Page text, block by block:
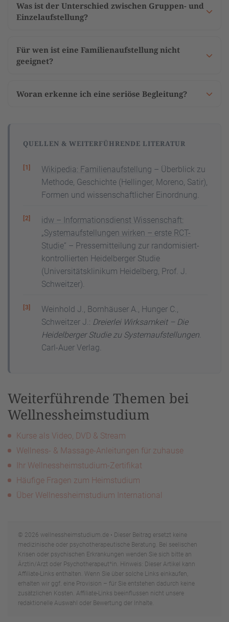
Was ist der Unterschied zwischen Gruppen- und
Einzelaufstellung?
Für wen ist eine Familienaufstellung nicht
geeignet?
Woran erkenne ich eine seriöse Begleitung?
QUELLEN & WEITERFÜHRENDE LITERATUR
Wikipedia: Familienaufstellung – Überblick zu
Methode, Geschichte (Hellinger, Moreno, Satir),
Formen und wissenschaftlicher Einordnung.
idw – Informationsdienst Wissenschaft:
„Systemaufstellungen wirken – erste RCT-
Studie“ – Pressemitteilung zur randomisiert-
kontrollierten Heidelberger Studie
(Universitätsklinikum Heidelberg, Prof. J.
Schweitzer).
Weinhold J., Bornhäuser A., Hunger C.,
Schweitzer J.: Dreierlei Wirksamkeit – Die
Heidelberger Studie zu Systemaufstellungen.
Carl-Auer Verlag.
Weiterführende Themen bei
Wellnessheimstudium
Kurse als Video, DVD & Stream
Wellness- & Massage-Anleitungen für zuhause
Ihr Wellnessheimstudium-Zertifikat
Häufige Fragen zum Heimstudium
Über Wellnessheimstudium International
© 2026 wellnessheimstudium.de • Dieser Beitrag ersetzt keine
medizinische oder psychotherapeutische Beratung. Bei seelischen
Krisen oder psychischen Erkrankungen wenden Sie sich bitte an
Ärztin/Arzt oder Psychotherapeut*in. Hinweis: Dieser Artikel kann
Affiliate-Links enthalten. Wenn Sie über solche Links einkaufen,
erhalten wir ggf. eine Provision – für Sie entstehen dadurch keine
zusätzlichen Kosten. Affiliate-Links beeinflussen nicht unsere
redaktionelle Auswahl oder Bewertung der Inhalte.